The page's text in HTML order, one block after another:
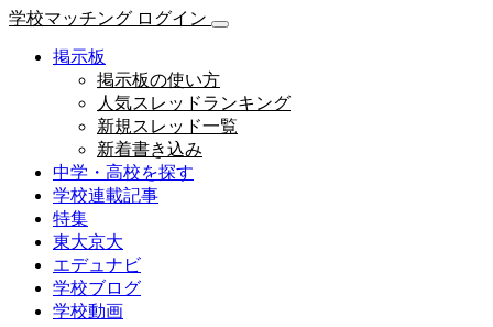
学校マッチング ログイン
掲示板
掲示板の使い方
人気スレッドランキング
新規スレッド一覧
新着書き込み
中学・高校を探す
学校連載記事
特集
東大京大
エデュナビ
学校ブログ
学校動画